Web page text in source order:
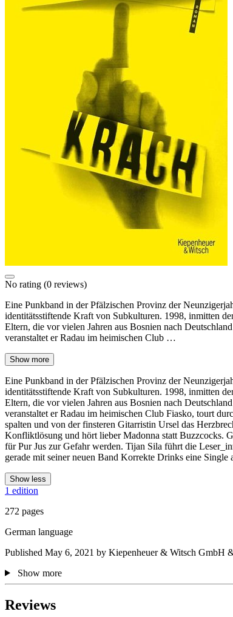
No rating (0 reviews)
Eine Punkband in der Pfälzischen Provinz der
identitätsstiftende Kraft von Subkulturen. 1998, inmitten
Eltern, die vor vielen Jahren aus Bosnien nach
veranstaltet er Radau im heimischen Club …
Show more
Eine Punkband in der Pfälzischen Provinz der
identitätsstiftende Kraft von Subkulturen. 1998, inmitten
Eltern, die vor vielen Jahren aus Bosnien nach
veranstaltet er Radau im heimischen Club Fiasko, tourt
spalten und von der finsteren Gitarristin Ursel das
Konfliktlösung und hört lieber Madonna statt Buzzcocks.
für Pur Jus zur Gefahr werden. Tijan Sila führt die
gerade mit seiner neuen Band Korrekte Drinks eine Single
Show less
1 edition
272 pages
German language
Published May 6, 2021 by Kiepenheuer & Witsch GmbH
Show more
Reviews